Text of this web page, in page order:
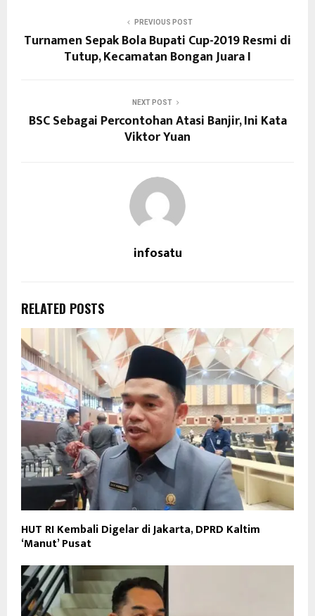
PREVIOUS POST
Turnamen Sepak Bola Bupati Cup-2019 Resmi di
Tutup, Kecamatan Bongan Juara I
NEXT POST
BSC Sebagai Percontohan Atasi Banjir, Ini Kata
Viktor Yuan
infosatu
RELATED POSTS
HUT RI Kembali Digelar di Jakarta, DPRD Kaltim
‘Manut’ Pusat